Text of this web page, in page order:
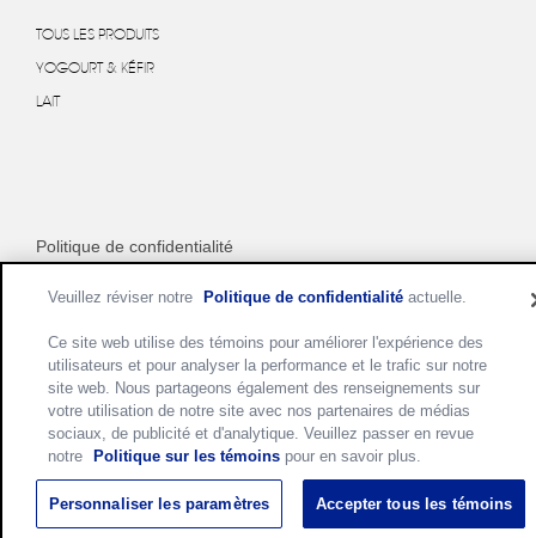
TOUS LES PRODUITS
YOGOURT & KÉFIR
LAIT
Politique de confidentialité
Personnaliser les paramètres des cookies
Veuillez réviser notre Politique de confidentialité actuelle.
Ce site web utilise des témoins pour améliorer l'expérience des
utilisateurs et pour analyser la performance et le trafic sur notre
site web. Nous partageons également des renseignements sur
votre utilisation de notre site avec nos partenaires de médias
sociaux, de publicité et d'analytique. Veuillez passer en revue
notre
Politique sur les témoins pour en savoir plus.
Personnaliser les paramètres Accepter tous les témoins